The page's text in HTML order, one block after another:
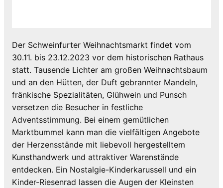
Der Schweinfurter Weihnachtsmarkt findet vom
30.11. bis 23.12.2023 vor dem historischen Rathaus
statt. Tausende Lichter am großen Weihnachtsbaum
und an den Hütten, der Duft gebrannter Mandeln,
fränkische Spezialitäten, Glühwein und Punsch
versetzen die Besucher in festliche
Adventsstimmung. Bei einem gemütlichen
Marktbummel kann man die vielfältigen Angebote
der Herzensstände mit liebevoll hergestelltem
Kunsthandwerk und attraktiver Warenstände
entdecken. Ein Nostalgie-Kinderkarussell und ein
Kinder-Riesenrad lassen die Augen der Kleinsten